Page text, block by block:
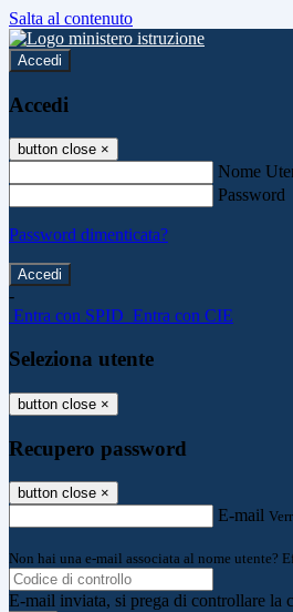
Salta al contenuto
Accedi
Accedi
button close ×
Nome
Password
Password dimenticata?
-
Entra con SPID Entra con CIE
Seleziona utente
button close ×
Recupero password
button close ×
E-mail
Non hai una e-mail associata al nome utente?
E-mail inviata, si prega di controllare la